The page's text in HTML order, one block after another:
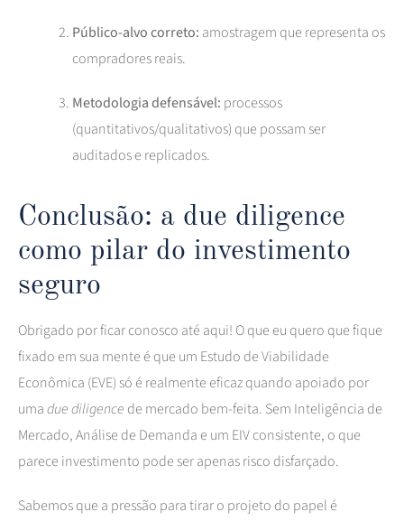
Público-alvo correto: amostragem que representa os
compradores reais.
Metodologia defensável: processos
(quantitativos/qualitativos) que possam ser
auditados e replicados.
Conclusão: a due diligence
como pilar do investimento
seguro
Obrigado por ficar conosco até aqui! O que eu quero que fique
fixado em sua mente é que um Estudo de Viabilidade
Econômica (EVE) só é realmente eficaz quando apoiado por
umadue diligence de mercado bem-feita. Sem Inteligência de
Mercado, Análise de Demanda e um EIV consistente, o que
parece investimento pode ser apenas risco disfarçado.
Sabemos que a pressão para tirar o projeto do papel é